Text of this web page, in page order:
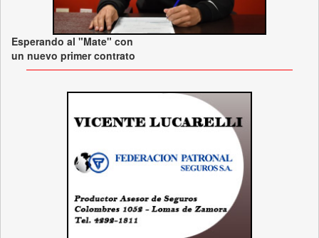
Esperando al "Mate" con
un nuevo primer contrato